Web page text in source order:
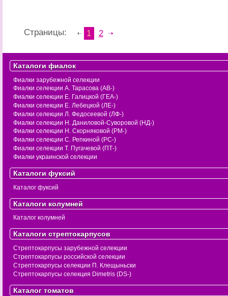
Страницы: 1 2
Каталоги фиалок
Фиалки зарубежной селекции
Фиалки селекции А. Тарасова (АВ-)
Фиалки селекции Е. Галицкой (ГЕА-)
Фиалки селекции Е. Лебецкой (ЛЕ-)
Фиалки селекции Л. Федосеевой (ЛФ-)
Фиалки селекции Н. Даниловой-Суворовой (НД-)
Фиалки селекции Н. Скорняковой (РМ-)
Фиалки селекции С. Репкиной (РС-)
Фиалки селекции Т. Пугачевой (ПТ-)
Фиалки украинской селекции
Каталоги фуксий
Каталог фуксий
Каталоги колумней
Каталог колумней
Каталоги стрептокарпусов
Стрептокарпусы зарубежной селекции
Стрептокарпусы российской селекции
Стрептокарпусы селекции П. Клещыньски
Стрептокарпусы селекция Dimetris (DS-)
Каталог томатов